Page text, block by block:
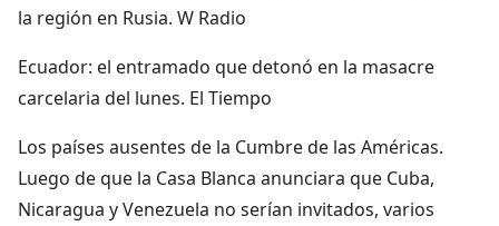
la región en Rusia. W Radio
Ecuador: el entramado que detonó en la masacre
carcelaria del lunes. El Tiempo
Los países ausentes de la Cumbre de las Américas.
Luego de que la Casa Blanca anunciara que Cuba,
Nicaragua y Venezuela no serían invitados, varios